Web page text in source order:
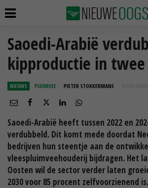
Saoedi-Arabië
kipproductie in
NIEUWS PLUIMVEE PIETER STOKKERMANS 19 JUN 2024
Saoedi-Arabië heeft tussen 2022 en
verdubbeld. Dit komt mede doordat
bedrijven hun steentje aan de
vleespluimveehouderij bijdragen. Het
Oosten wil de sector verder laten
2030 voor 85 procent zelfvoorzienend is.